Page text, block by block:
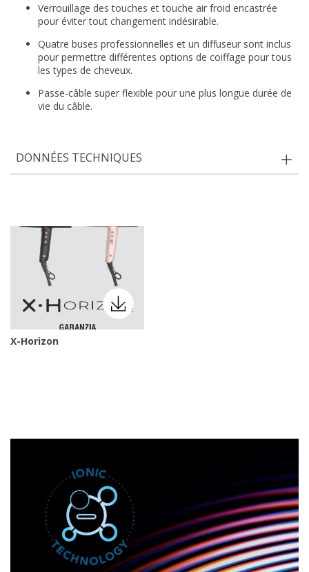
Verrouillage des touches et touche air froid encastrée
pour éviter tout changement indésirable.
Quatre buses professionnelles et un diffuseur sont inclus
pour permettre différentes options de coiffage pour tous
les types de cheveux.
Passe-câble super flexible pour une plus longue durée de
vie du câble.
DONNÉES TECHNIQUES
X-Horizon